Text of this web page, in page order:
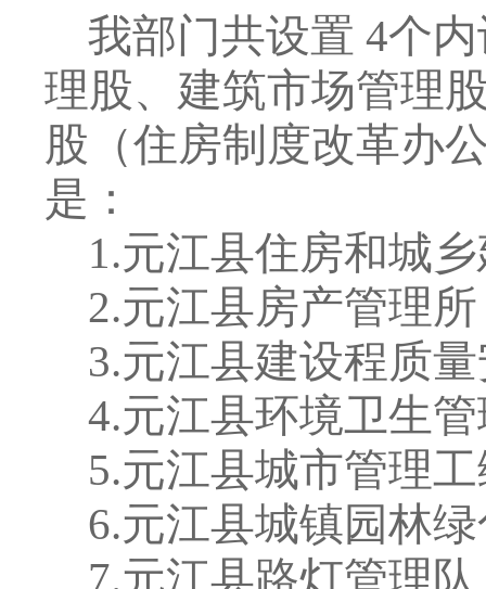
我部门共设置 4个
理股、建筑市场管理
股（住房制度改革办
是：
1.元江县住房和城
2.元江县房产管理所
3.元江县建设程质
4.元江县环境卫生
5.元江县城市管理
6.元江县城镇园林
7.元江县路灯管理队